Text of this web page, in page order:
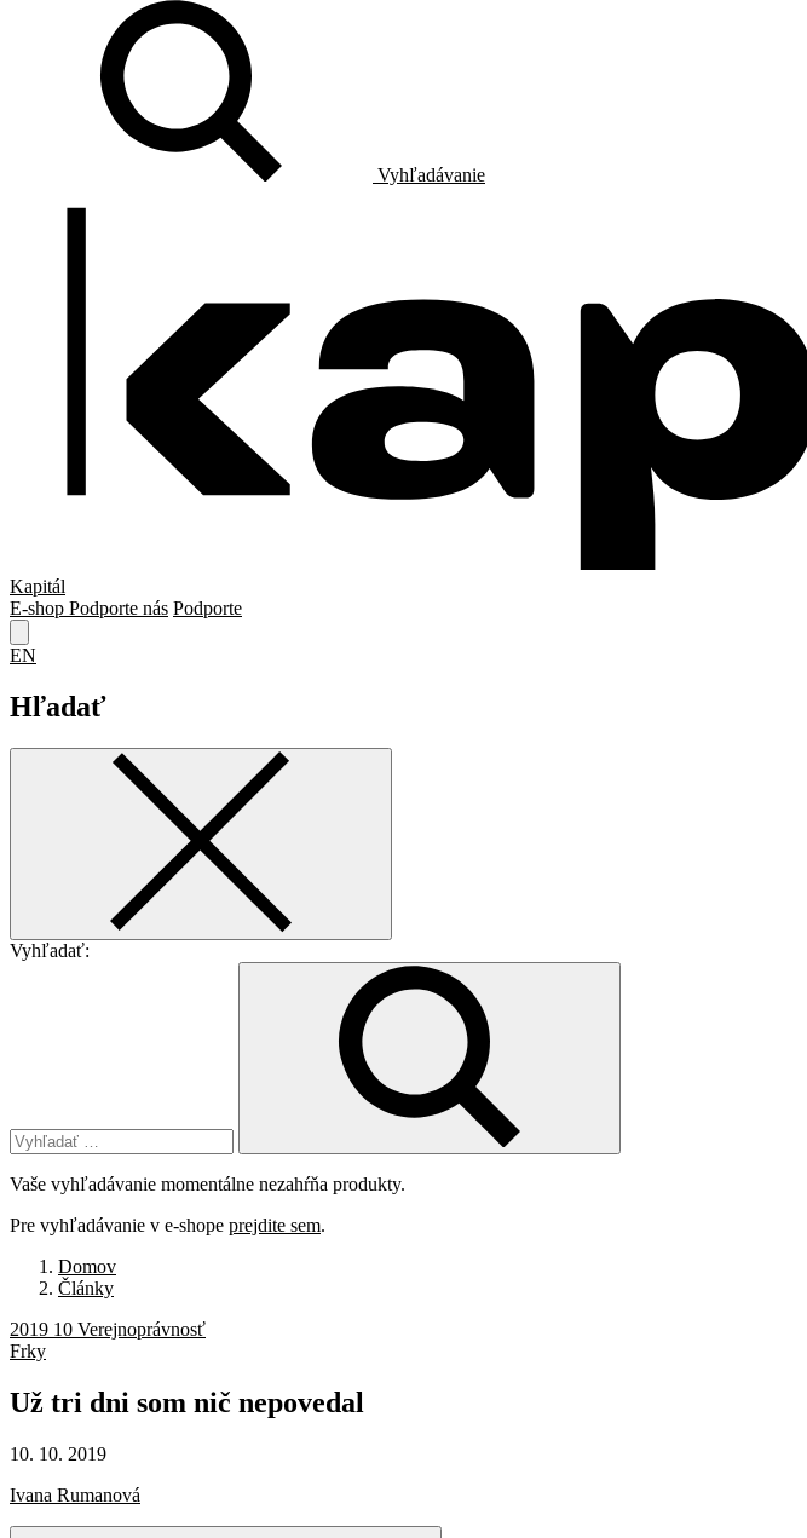
Vyhľadávanie
Kapitál
E-shop Podporte nás Podporte
EN
Hľadať
Vyhľadať:
Vaše vyhľadávanie momentálne nezahŕňa produkty.
Pre vyhľadávanie v e-shope prejdite sem.
Domov
Články
2019 10 Verejnoprávnosť
Frky
Už tri dni som nič nepovedal
10. 10. 2019
Ivana Rumanová